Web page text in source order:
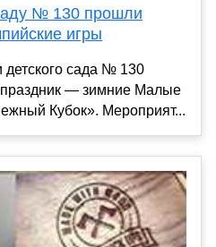
№ 130 прошли
игры
детского сада № 130
праздник — зимние Малые
Кубок». Мероприят...